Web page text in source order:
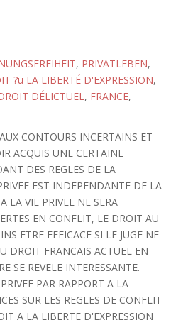
, PRIVATLEBEN,
?ü LA LIBERTÉ D'EXPRESSION,
DÉLICTUEL, FRANCE,
CONTOURS INCERTAINS ET
ACQUIS UNE CERTAINE
DES REGLES DE LA
EST INDEPENDANTE DE LA
LA VIE PRIVEE NE SERA
EN CONFLIT, LE DROIT AU
ETRE EFFICACE SI LE JUGE NE
DROIT FRANCAIS ACTUEL EN
SE REVELE INTERESSANTE.
PAR RAPPORT A LA
SUR LES REGLES DE CONFLIT
A LA LIBERTE D'EXPRESSION